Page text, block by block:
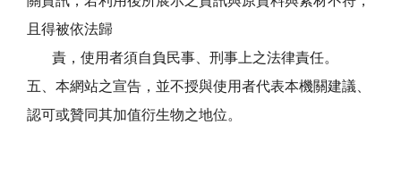
且得被依法歸
責，使用者須自負民事、刑事上之法律責任。
五、本網站之宣告，並不授與使用者代表本機關建議、
認可或贊同其加值衍生物之地位。